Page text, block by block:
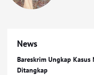
News
Bareskrim Ungkap
Ditangkap